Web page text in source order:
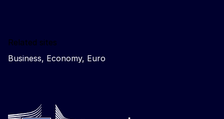
Related sites
Business, Economy, Euro